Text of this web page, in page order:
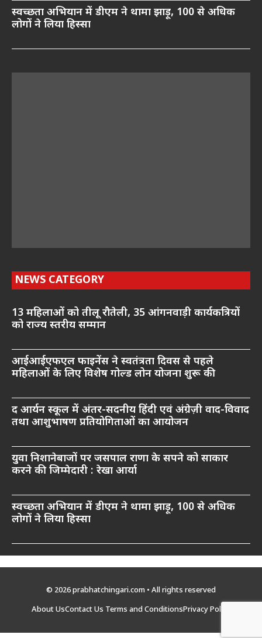
स्वच्छता अभियान में डीएम ने थामा झाड़ू, 100 से अधिक
लोगों ने लिया हिस्सा
NEWS CATEGORY
13 महिलाओं को तीलू रौतेली, 35 आंगनवाड़ी कार्यकत्रियों
को राज्य स्तरीय सम्मान
आईआईएफएल फाइनेंस ने स्वतंत्रता दिवस से पहले
महिलाओं के लिए विशेष गोल्ड लोन योजना शुरू की
द आर्यन स्कूल में अंतर-सदनीय हिंदी एवं अंग्रेज़ी वाद-विवाद
तथा आशुभाषण प्रतियोगिताओं का आयोजन
युवा निशानेबाजों पर जसपाल राणा के सपने को साकार
करने की जिम्मेदारी : रेखा आर्या
स्वच्छता अभियान में डीएम ने थामा झाड़ू, 100 से अधिक
लोगों ने लिया हिस्सा
© 2026 prabhatchingari.com • All rights reserved
About UsContact Us Terms and ConditionsPrivacy Policy